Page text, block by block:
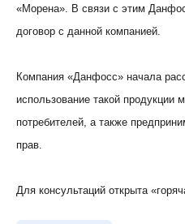
«Морена». В связи с этим
договор с данной компанией.
Компания «Данфосс» начала
использование такой продукции
потребителей, а также
прав.
Для консультаций открыта